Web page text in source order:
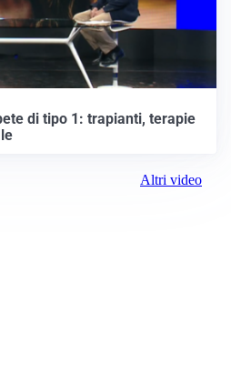
di tipo 1: trapianti, terapie
Altri video